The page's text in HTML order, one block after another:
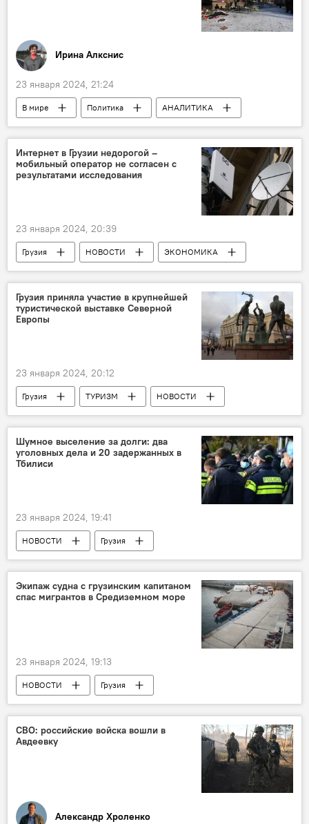
Ирина Алкснис
23 января 2024, 21:24
В мире Политика
АНАЛИТИКА
Владимир Зеленский
Украина
Обострение ситуации вокруг Украины
Интернет в Грузии недорогой –
мобильный оператор не согласен с
результатами исследования
23 января 2024, 20:39
Грузия НОВОСТИ
ЭКОНОМИКА
Интернет
Национальная комиссия по коммуникациям Грузии
Грузия приняла участие в крупнейшей
туристической выставке Северной
Европы
23 января 2024, 20:12
Грузия ТУРИЗМ
НОВОСТИ
Хельсинки
Финляндия
Шумное выселение за долги: два
уголовных дела и 20 задержанных в
Тбилиси
23 января 2024, 19:41
НОВОСТИ
Грузия
ПРОИСШЕСТВИЯ
ОБЩЕСТВО
МВД Грузии
Экипаж судна с грузинским капитаном
спас мигрантов в Средиземном море
23 января 2024, 19:13
НОВОСТИ
Грузия
ПРОИСШЕСТВИЯ
Агентство морского транспорта
СВО: российские войска вошли в
Авдеевку
Александр Хроленко